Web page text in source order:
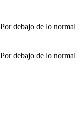
Por debajo de lo normal
Por debajo de lo normal